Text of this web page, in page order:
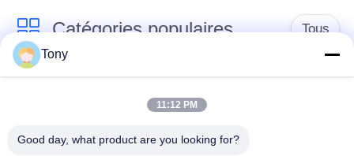
Catégories populaires Tous
chariot de achat à
panier d'achat du
supermarché
Cages de stockage
Tony
11:12 PM
Good day, what product are you looking for?